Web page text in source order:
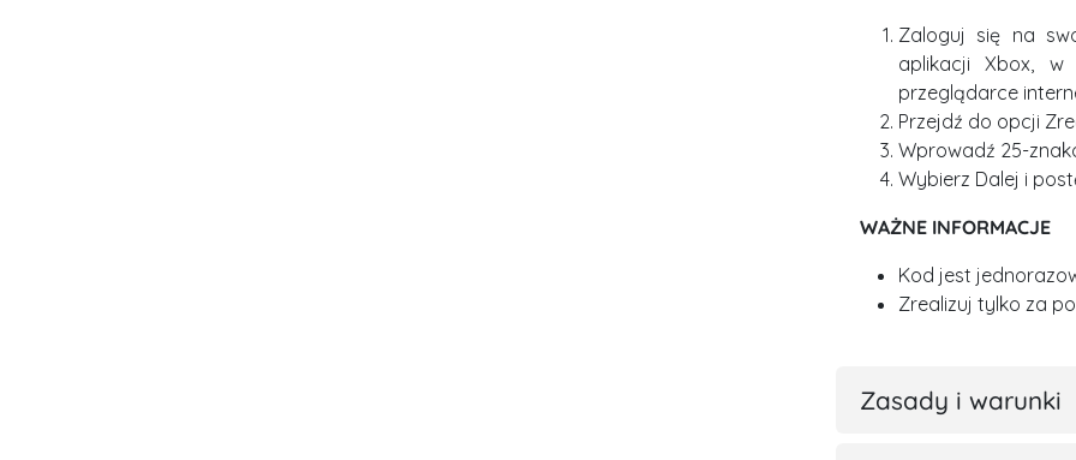
Zaloguj się na
aplikacji Xbox,
przeglądarce
Przejdź do opcji
Wprowadź 25-
Wybierz Dalej i
WAŻNE INFORMACJE
Kod jest
Zrealizuj tylko za
Zasady i warunki